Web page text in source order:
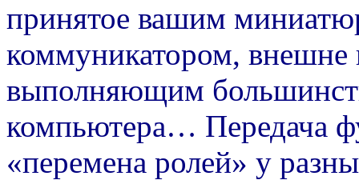
принятое вашим
коммуникатором, внешне
выполняющим
компьютера… Передача
«перемена ролей» у